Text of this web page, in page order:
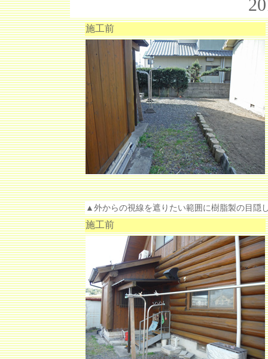
施工前
▲ 外からの視線を遮りたい範囲に樹脂製の目隠
施工前